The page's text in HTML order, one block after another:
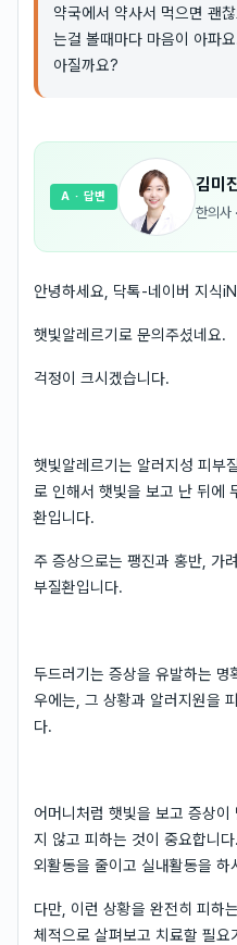
약국에서 약사서 먹으면 괜
는걸 볼때마다 마음이 아파
아질까요?
김미
한의사 ·
A · 답변
안녕하세요, 닥톡-네이버 지식
햇빛알레르기로 문의주셨네요.
걱정이 크시겠습니다.
햇빛알레르기는 알러지성 피부
로 인해서 햇빛을 보고 난 뒤에
환입니다.
주 증상으로는 팽진과 홍반, 가
부질환입니다.
두드러기는 증상을 유발하는
우에는, 그 상황과 알러지원을
다.
어머니처럼 햇빛을 보고 증상
지 않고 피하는 것이 중요합니
외활동을 줄이고 실내활동을 하
다만, 이런 상황을 완전히 피하
체적으로 살펴보고 치료할 필요